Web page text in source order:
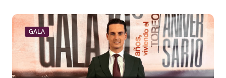
d
a
s
GALA